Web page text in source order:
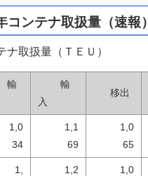
コンテナ取扱量（速報）
ナ取扱量（ＴＥＵ）
輸
入
移出
34
1,1
69
1,0
65
1,2
1,0